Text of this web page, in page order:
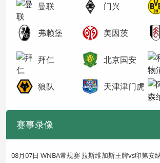
曼联 门兴
弗赖堡 美因茨
拜仁 北京国安
狼队 天津津门虎
赛事录像
08月07日 WNBA常规赛 拉斯维加斯王牌vs印第安